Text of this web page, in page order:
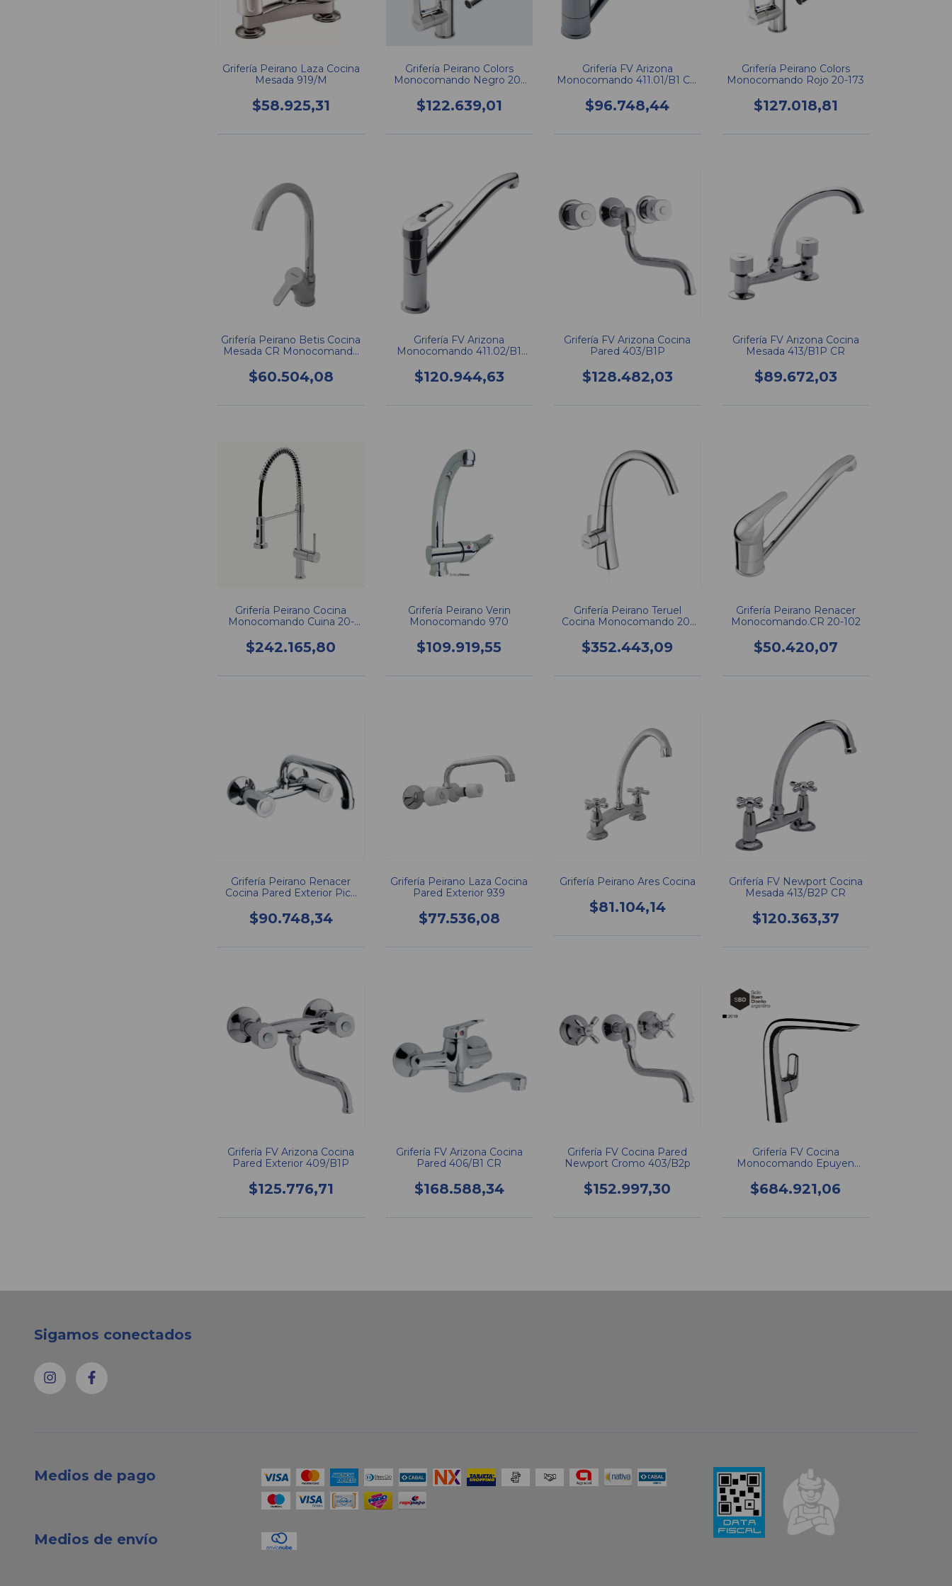
Grifería Peirano Laza Cocina
Mesada 919/M
$58.925,31
Grifería Peirano Colors
Monocomando Negro 20-
$122.639,01
Grifería FV Arizona
Monocomando 411.01/B1 CR
$96.748,44
Grifería Peirano Colors
Monocomando Rojo 20-173
$127.018,81
Grifería Peirano Betis Cocina
Mesada CR Monocomando
$60.504,08
Grifería FV Arizona
Monocomando 411.02/B1
$120.944,63
Grifería FV Arizona Cocina
Pared 403/B1P
$128.482,03
Grifería FV Arizona Cocina
Mesada 413/B1P CR
$89.672,03
Grifería Peirano Cocina
Monocomando Cuina 20-
$242.165,80
Grifería Peirano Verin
Monocomando 970
$109.919,55
Grifería Peirano Teruel
Cocina Monocomando 20-
$352.443,09
Grifería Peirano Renacer
Monocomando.CR 20-102
$50.420,07
Grifería Peirano Renacer
Cocina Pared Exterior Pico
$90.748,34
Grifería Peirano Laza Cocina
Pared Exterior 939
$77.536,08
Grifería Peirano Ares Cocina
$81.104,14
Grifería FV Newport Cocina
Mesada 413/B2P CR
$120.363,37
Grifería FV Arizona Cocina
Pared Exterior 409/B1P
$125.776,71
Grifería FV Arizona Cocina
Pared 406/B1 CR
$168.588,34
Grifería FV Cocina Pared
Newport Cromo 403/B2p
$152.997,30
Grifería FV Cocina
Monocomando Epuyen
$684.921,06
Sigamos conectados
Medios de pago
Medios de envío